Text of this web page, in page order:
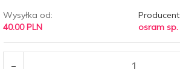
Wysyłka od:
40.00 PLN
Producent:
osram sp.